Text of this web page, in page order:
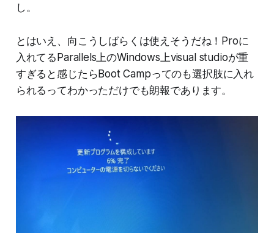
し。
とはいえ、向こうしばらくは使えそうだね！Proに
入れてるParallels上のWindows上visual studioが重
すぎると感じたらBoot Campってのも選択肢に入れ
られるってわかっただけでも朗報であります。